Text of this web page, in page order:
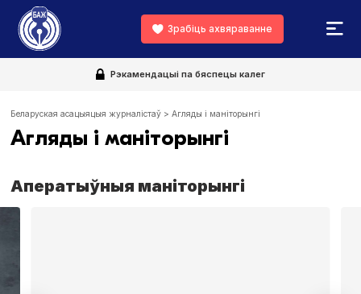
Зрабіць ахвяраванне
Рэкамендацыі па бяспецы калег
Беларуская асацыяцыя журналістаў >Агляды і маніторынгі
Агляды і маніторынгі
Аператыўныя маніторынгі